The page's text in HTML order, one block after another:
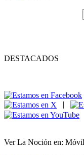
DESTACADOS
|
Ver La Noción en: